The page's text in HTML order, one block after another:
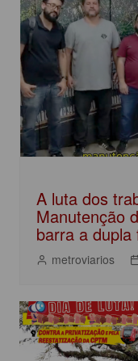
A luta dos
Manutenção
barra a dupla
metroviarios